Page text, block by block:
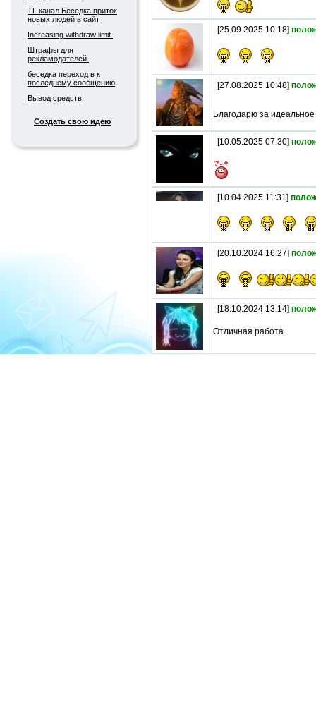
ТГ канал Беседка приток
новых людей в сайт
Increasing withdraw limit.
Штрафы для
рекламодателей.
беседка переход в к
последнему сообщению
Вывод средств.
Создать свою идею
[25.09.2025 10:18]
[27.08.2025 10:48]
Благодарю за
[10.05.2025 07:30]
[10.04.2025 11:31]
[20.10.2024 16:27]
[18.10.2024 13:14]
Отличная работа